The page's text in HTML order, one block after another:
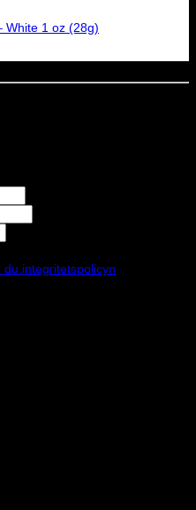
White 1 oz (28g)
integritetspolicyn